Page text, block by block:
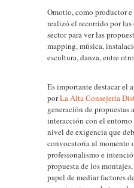
Omotio, como productor
realizó el recorrido por las
sector para ver las
mapping, música,
escultura, danza, entre
Es importante destacar el
porLa Alta Consejería
generación de propuestas
interacción con el
nivel de exigencia que
convocatoria al momento
profesionalismo e
propuesta de los
papel de mediar factores